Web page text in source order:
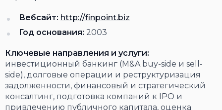
Вебсайт: http://finpoint.biz
Год основания: 2003
Ключевые направления и услуги:
инвестиционный банкинг (M&A buy-side и sell-
side), долговые операции и реструктуризация
задолженности, финансовый и стратегический
консалтинг, подготовка компаний к IPO и
привлечению публичного капитала, оценка